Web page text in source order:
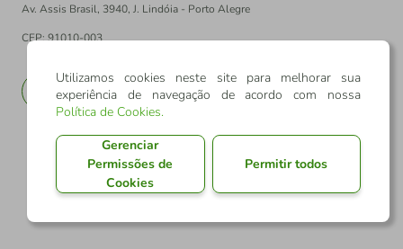
Av. Assis Brasil, 3940, J. Lindóia - Porto Alegre
CEP: 91010-003
EN
Utilizamos cookies neste site para melhorar sua
experiência de navegação de acordo com nossa
Política de Cookies.
Gerenciar
Permissões de
Cookies
Permitir todos